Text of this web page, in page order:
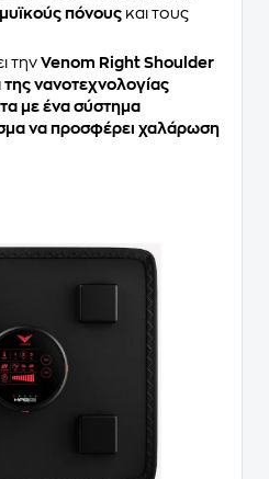
μυϊκούς πόνους και τους
την Venom Right Shoulder
της νανοτεχνολογίας
με ένα σύστημα
να προσφέρει χαλάρωση